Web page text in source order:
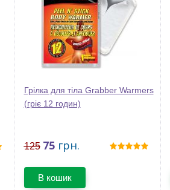
Грілка для тіла Grabber Warmers
(гріє 12 годин)
125 75 грн.
В кошик